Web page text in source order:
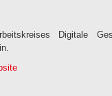
Digitale